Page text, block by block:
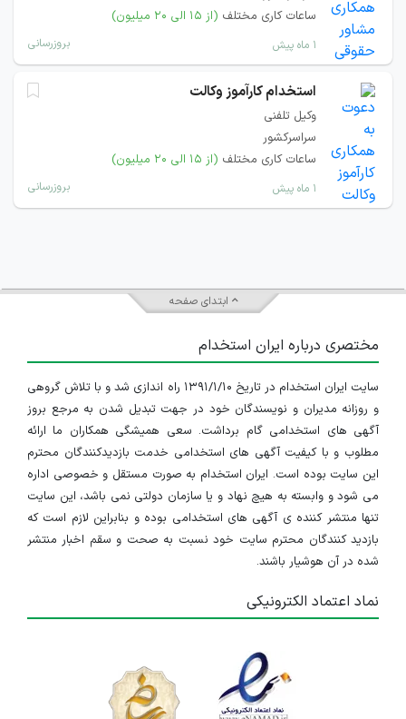
ساعات کاری مختلف (از ۱۵ الی ۲۰ میلیون)
۱ ماه پیش بروزرسانی
استخدام کارآموز وکالت
وکیل تلفنی
سراسرکشور
ساعات کاری مختلف (از ۱۵ الی ۲۰ میلیون)
۱ ماه پیش بروزرسانی
ابتدای صفحه
مختصری درباره ایران استخدام
سایت ایران استخدام در تاریخ ۱۳۹۱/۱/۱۰ راه اندازی شد و با تلاش گروهی
و روزانه مدیران و نویسندگان خود در جهت تبدیل شدن به مرجع بروز
آگهی های استخدامی گام برداشت. سعی همیشگی همکاران ما ارائه
مطلوب و با کیفیت آگهی های استخدامی خدمت بازدیدکنندگان محترم
این سایت بوده است. ایران استخدام به صورت مستقل و خصوصی اداره
می شود و وابسته به هیچ نهاد و یا سازمان دولتی نمی باشد، این سایت
تنها منتشر کننده ی آگهی های استخدامی بوده و بنابراین لازم است که
بازدید کنندگان محترم سایت خود نسبت به صحت و سقم اخبار منتشر
شده در آن هوشیار باشند.
نماد اعتماد الکترونیکی